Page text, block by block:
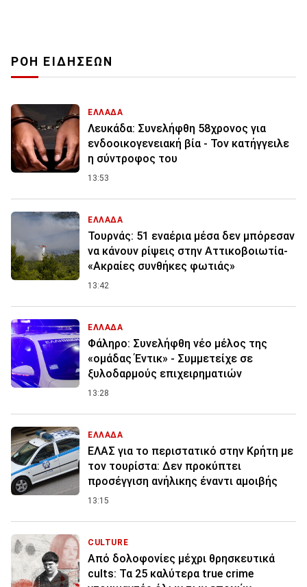
ΡΟΗ ΕΙΔΗΣΕΩΝ
ΕΛΛΑΔΑ
Λευκάδα: Συνελήφθη 58χρονος για
ενδοοικογενειακή βία - Τον κατήγγειλε
η σύντροφος του
13:53
ΕΛΛΑΔΑ
Τουρνάς: 51 εναέρια μέσα δεν μπόρεσαν
να κάνουν ρίψεις στην Αττικοβοιωτία-
«Ακραίες συνθήκες φωτιάς»
13:42
ΕΛΛΑΔΑ
Φάληρο: Συνελήφθη νέο μέλος της
«ομάδας Έντικ» - Συμμετείχε σε
ξυλοδαρμούς επιχειρηματιών
13:28
ΕΛΛΑΔΑ
ΕΛΑΣ για το περιστατικό στην Κρήτη με
τον τουρίστα: Δεν προκύπτει
προσέγγιση ανήλικης έναντι αμοιβής
13:15
CULTURE
Από δολοφονίες μέχρι θρησκευτικά
cults: Τα 25 καλύτερα true crime